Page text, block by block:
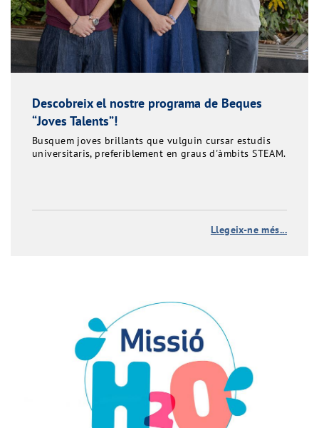
Descobreix el nostre programa de Beques
“Joves Talents”!
Busquem joves brillants que vulguin cursar estudis
universitaris, preferiblement en graus d'àmbits STEAM.
Llegeix-ne més...